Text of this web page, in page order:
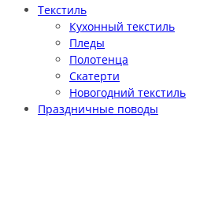
Текстиль
Кухонный текстиль
Пледы
Полотенца
Скатерти
Новогодний текстиль
Праздничные поводы